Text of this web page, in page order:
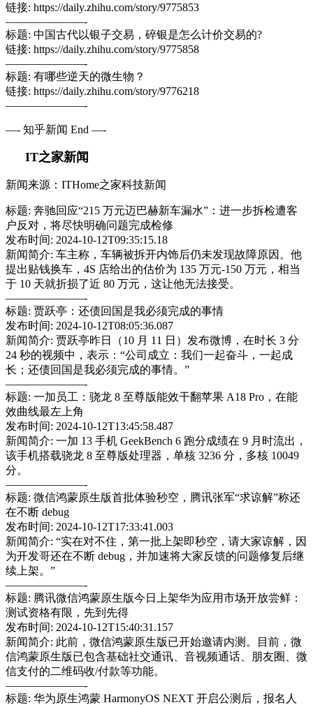
链接: https://daily.zhihu.com/story/9775853
———————-
标题: 中国古代以银子交易，碎银是怎么计价交易的?
链接: https://daily.zhihu.com/story/9775858
———————-
标题: 有哪些逆天的微生物？
链接: https://daily.zhihu.com/story/9776218
———————-
—- 知乎新闻 End —-
IT之家新闻
新闻来源：ITHome之家科技新闻
标题: 奔驰回应“215 万元迈巴赫新车漏水”：进一步拆检遭客
户反对，将尽快明确问题完成检修
发布时间: 2024-10-12T09:35:15.18
新闻简介: 车主称，车辆被拆开内饰后仍未发现故障原因。他
提出贴钱换车，4S 店给出的估价为 135 万元-150 万元，相当
于 10 天就折损了近 80 万元，这让他无法接受。
———————-
标题: 贾跃亭：还债回国是我必须完成的事情
发布时间: 2024-10-12T08:05:36.087
新闻简介: 贾跃亭昨日（10 月 11 日）发布微博，在时长 3 分
24 秒的视频中，表示：“公司成立：我们一起奋斗，一起成
长；还债回国是我必须完成的事情。”
———————-
标题: 一加员工：骁龙 8 至尊版能效干翻苹果 A18 Pro，在能
效曲线最左上角
发布时间: 2024-10-12T13:45:58.487
新闻简介: 一加 13 手机 GeekBench 6 跑分成绩在 9 月时流出，
该手机搭载骁龙 8 至尊版处理器，单核 3236 分，多核 10049
分。
———————-
标题: 微信鸿蒙原生版首批体验秒空，腾讯张军“求谅解”称还
在不断 debug
发布时间: 2024-10-12T17:33:41.003
新闻简介: “实在对不住，第一批上架即秒空，请大家谅解，因
为开发哥还在不断 debug，并加速将大家反馈的问题修复后继
续上架。”
———————-
标题: 腾讯微信鸿蒙原生版今日上架华为应用市场开放尝鲜：
测试资格有限，先到先得
发布时间: 2024-10-12T15:40:31.157
新闻简介: 此前，微信鸿蒙原生版已开始邀请内测。目前，微
信鸿蒙原生版已包含基础社交通讯、音视频通话、朋友圈、微
信支付的二维码收/付款等功能。
———————-
标题: 华为原生鸿蒙 HarmonyOS NEXT 开启公测后，报名人